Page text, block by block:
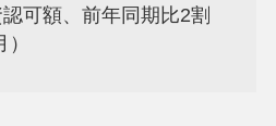
可額、前年同期比2割